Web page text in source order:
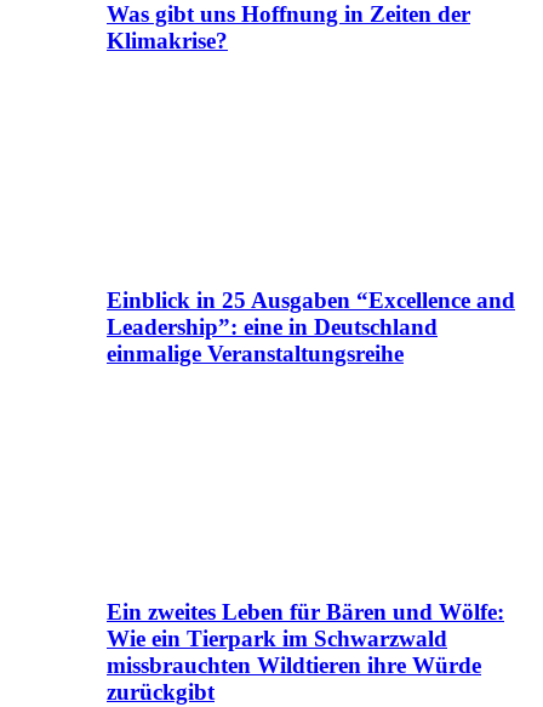
Was gibt uns Hoffnung in Zeiten der
Klimakrise?
Einblick in 25 Ausgaben “Excellence and
Leadership”: eine in Deutschland
einmalige Veranstaltungsreihe
Ein zweites Leben für Bären und Wölfe:
Wie ein Tierpark im Schwarzwald
missbrauchten Wildtieren ihre Würde
zurückgibt